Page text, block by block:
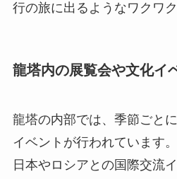
行の旅に出るようなワクワ
龍塔内の展覧会や文化イ
龍塔の内部では、季節ごと
イベントが行われています
日本やロシアとの国際交流